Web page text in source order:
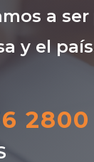
a
y el
2800